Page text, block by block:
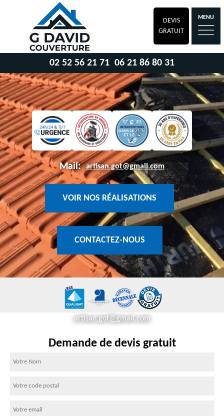
DEVIS
GRATUIT
MENU
02 52 56 21 71 06 21 86 80 31
Mail: artisan.got@gmail.com
VOIR NOS RÉALISATIONS
CONTACTEZ-NOUS
artisan.got@gmail.com
Demande de devis gratuit